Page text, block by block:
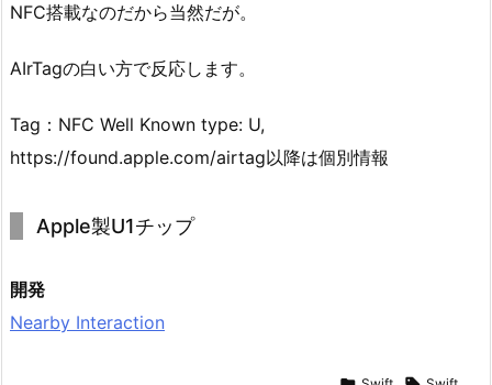
NFC搭載なのだから当然だが。
AIrTagの白い方で反応します。
Tag：NFC Well Known type: U,
https://found.apple.com/airtag以降は個別情報
Apple製U1チップ
開発
Nearby Interaction